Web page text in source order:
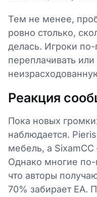
Тем не менее,
ровно столько,
делась. Игроки
переплачивать или
Реакция
Пока новых
наблюдается.
мебель, а
Однако многие
что авторы
70% забирает EA.